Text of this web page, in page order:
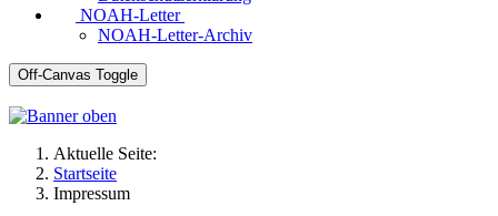
NOAH-Letter
NOAH-Letter-Archiv
Off-Canvas Toggle
Aktuelle Seite:
Startseite
Impressum